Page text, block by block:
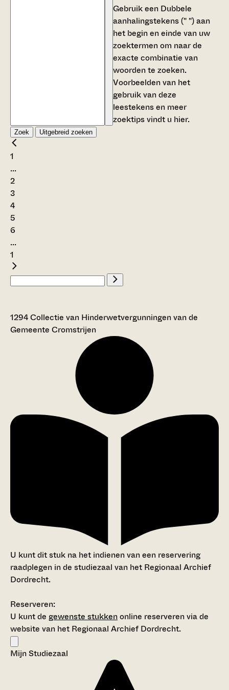
Gebruik een Dubbele
aanhalingstekens (" ")aan
het begin en einde van uw
zoektermen om naar de
exacte combinatie van
woorden te zoeken.
Voorbeelden van het
gebruik van deze
leestekens en meer
zoektips vindt u hier.
Zoek Uitgebreid zoeken
1
...
2
3
4
5
6
...
1
1294 Collectie van Hinderwetvergunningen van de
Gemeente Cromstrijen
U kunt dit stuk na het indienen van een reservering
raadplegen in de studiezaal van het Regionaal Archief
Dordrecht.
Reserveren:
U kunt de gewenste stukkenonline reserveren via de
website van het Regionaal Archief Dordrecht.
Mijn Studiezaal